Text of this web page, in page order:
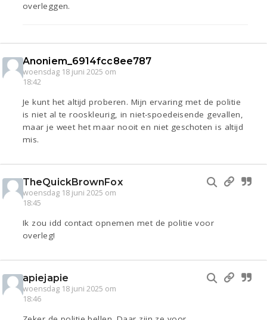
overleggen.
Anoniem_6914fcc8ee787
woensdag 18 juni 2025 om
18:42
Je kunt het altijd proberen. Mijn ervaring met de politie
is niet al te rooskleurig, in niet-spoedeisende gevallen,
maar je weet het maar nooit en niet geschoten is altijd
mis.
TheQuickBrownFox
woensdag 18 juni 2025 om
18:45
Ik zou idd contact opnemen met de politie voor
overleg!
apiejapie
woensdag 18 juni 2025 om
18:46